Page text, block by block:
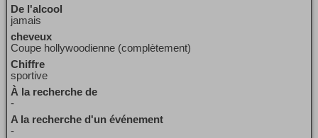
De l'alcool
jamais
cheveux
Coupe hollywoodienne (complètement)
Chiffre
sportive
À la recherche de
-
A la recherche d'un événement
-